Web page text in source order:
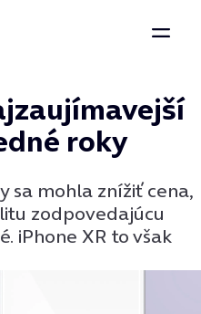
roky
sa mohla znížiť cena,
zodpovedajúcu
iPhone XR to však